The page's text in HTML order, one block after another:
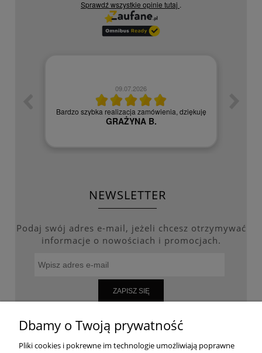
Sprawdź wszystkie opinie tutaj .
09.07.2026
Bardzo szybka realizacja zamówienia, dziękuję
GRAŻYNA B.
NEWSLETTER
Podaj swój adres e-mail, jeżeli chcesz otrzymywać
informacje o nowościach i promocjach.
ZAPISZ SIĘ
WARUNKI ZAKUPÓW
Dbamy o Twoją prywatność
Pliki cookies i pokrewne im technologie umożliwiają poprawne